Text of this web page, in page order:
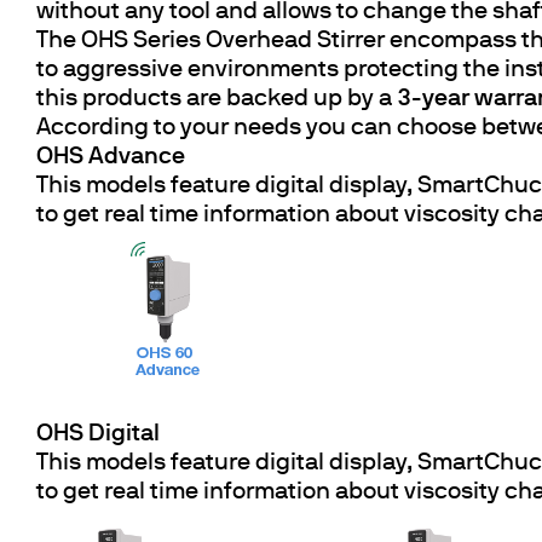
without any tool and allows to change the
The OHS Series Overhead Stirrer
to aggressive environments protecting the
this products are backed up by a 3-year
According to your needs you can choose
OHS Advance
This models feature digital display,
to get real time information about viscosity
OHS Digital
This models feature digital display,
to get real time information about viscosity